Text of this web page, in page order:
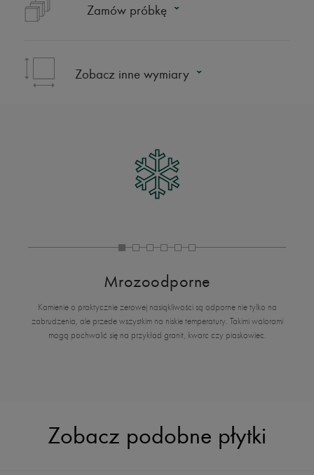
Zamów próbkę
Zobacz inne wymiary
Mrozoodporne
Kamienie o praktycznie zerowej nasiąkliwości są odporne nie tylko na
zabrudzenia, ale przede wszystkim na niskie temperatury. Takimi walorami
mogą pochwalić się na przykład granit, kwarc czy piaskowiec.
Zobacz podobne płytki